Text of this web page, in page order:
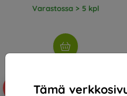
Tämä
Varastossa > 5 kpl